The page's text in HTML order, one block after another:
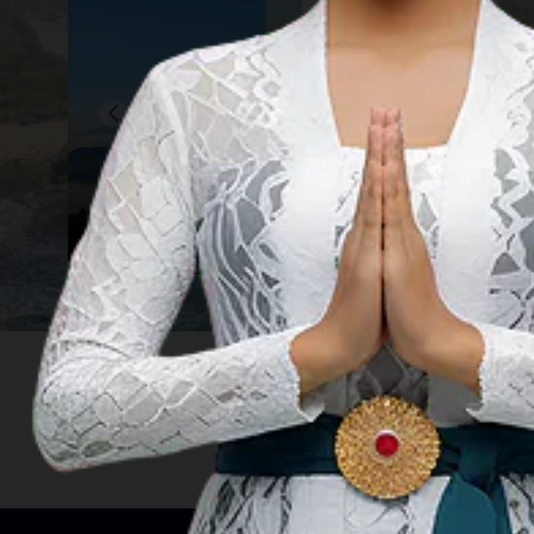
北苏门答腊 南苏门答腊
INSIGHT
旅游创意